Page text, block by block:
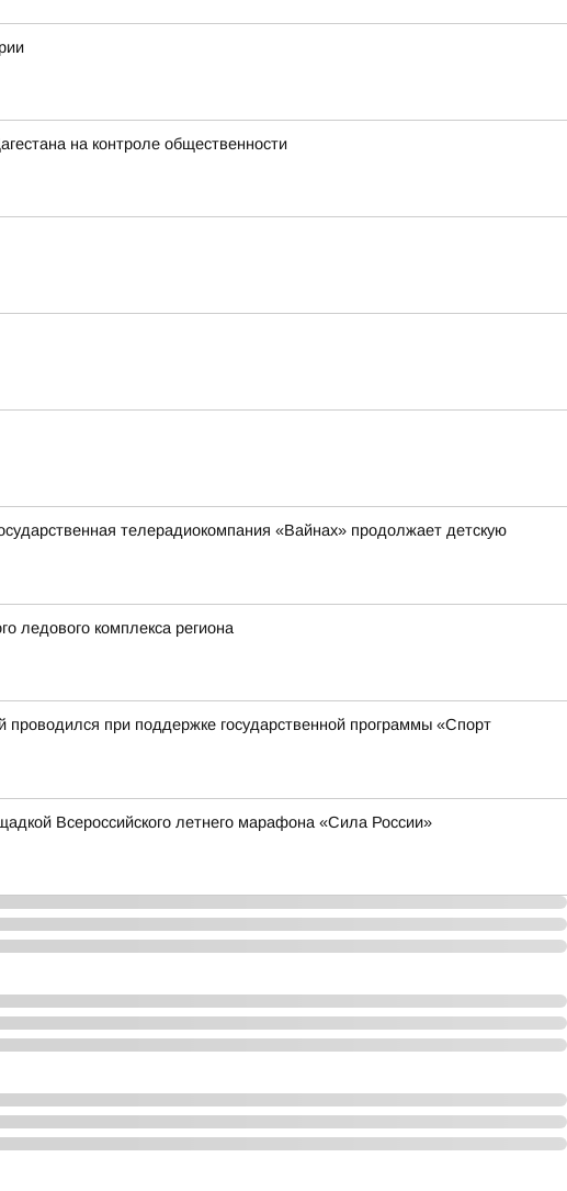
на контроле общественности
телерадиокомпания «Вайнах» продолжает детскую
ледового комплекса региона
проводился при поддержке государственной программы «Спорт
Всероссийского летнего марафона «Сила России»